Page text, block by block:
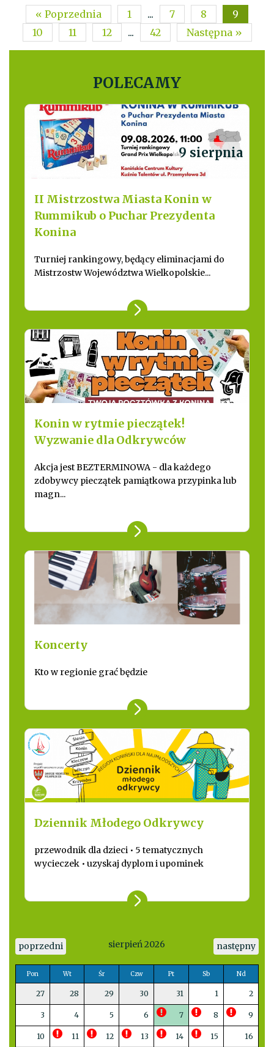
« Poprzednia 1 ... 7 8
9
10
11 12 ... 42 Następna »
POLECAMY
9 sierpnia
II Mistrzostwa Miasta Konin w
Rummikub o Puchar Prezydenta
Konina
Turniej rankingowy, będący eliminacjami do
Mistrzostw Województwa Wielkopolskie...
Konin w rytmie pieczątek!
Wyzwanie dla Odkrywców
Akcja jest BEZTERMINOWA - dla każdego
zdobywcy pieczątek pamiątkowa przypinka lub
magn...
Koncerty
Kto w regionie grać będzie
Dziennik Młodego Odkrywcy
przewodnik dla dzieci • 5 tematycznych
wycieczek • uzyskaj dyplom i upominek
poprzedni sierpień 2026 następny
Pon Wt Śr Czw Pt Sb Nd
27 28 29 30 31 1 2
3 4 5 6 7 8 9
10 11 12 13 14 15 16